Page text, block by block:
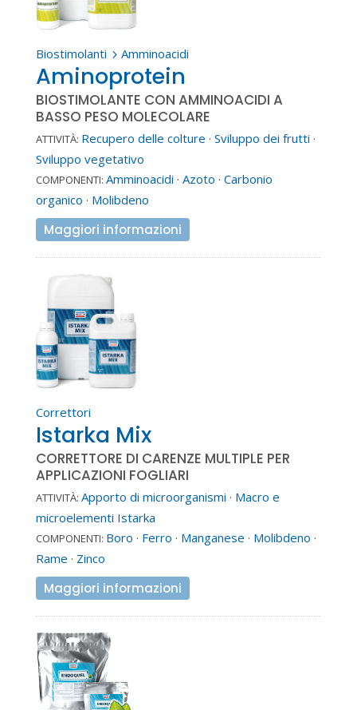
Biostimolanti 5 Amminoacidi
Aminoprotein
BIOSTIMOLANTE CON AMMINOACIDI A
BASSO PESO MOLECOLARE
ATTIVITÀ: Recupero delle colture · Sviluppo dei frutti ·
Sviluppo vegetativo
COMPONENTI: Amminoacidi · Azoto · Carbonio
organico · Molibdeno
Maggiori informazioni
Correttori
Istarka Mix
CORRETTORE DI CARENZE MULTIPLE PER
APPLICAZIONI FOGLIARI
ATTIVITÀ: Apporto di microorganismi · Macro e
microelementi Istarka
COMPONENTI: Boro · Ferro · Manganese · Molibdeno ·
Rame · Zinco
Maggiori informazioni